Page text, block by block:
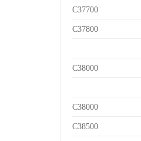
C37700
C37800
C38000
C38000
C38500